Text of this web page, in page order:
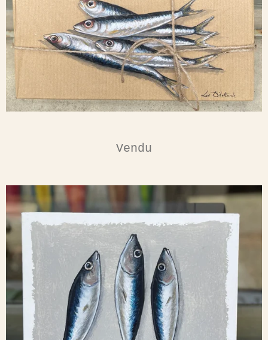
Vendu